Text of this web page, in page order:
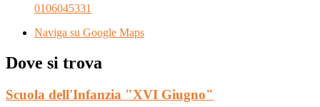
0106045331
Naviga su Google Maps
Dove si trova
Scuola dell'Infanzia "XVI Giugno"